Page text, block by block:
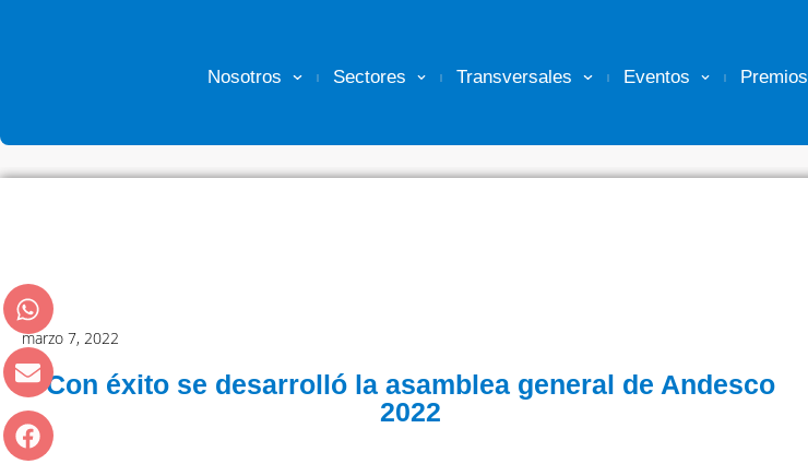
Nosotros Sectores Transversales Eventos Premios
marzo 7, 2022
Con éxito se desarrolló la asamblea general de Andesco
2022